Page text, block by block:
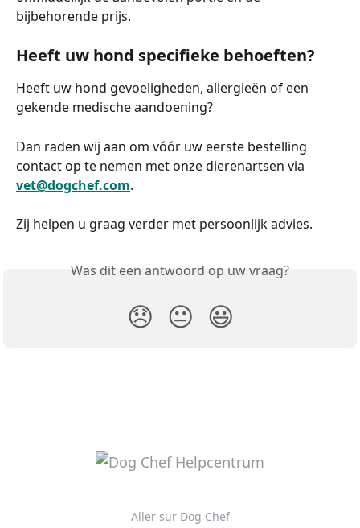
bijbehorende prijs.
Heeft uw hond specifieke behoeften?
Heeft uw hond gevoeligheden, allergieën of een
gekende medische aandoening?
Dan raden wij aan om vóór uw eerste bestelling
contact op te nemen met onze dierenartsen via
vet@dogchef.com.
Zij helpen u graag verder met persoonlijk advies.
Was dit een antwoord op uw vraag?
😞 😐 😃
Aller sur Dog Chef